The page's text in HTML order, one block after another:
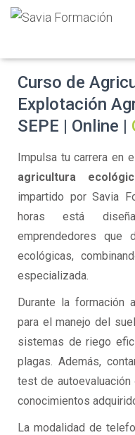
Curso de
Explotación
SEPE | Online |
Impulsa tu carrera en
agricultura
impartido por Savia
horas está
emprendedores que
ecológicas,
especializada.
Durante la formación
para el manejo del
sistemas de riego
plagas. Además,
test de
conocimientos
La modalidad de